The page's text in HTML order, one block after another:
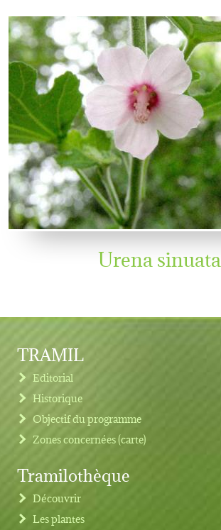
Urena sinuata
TRAMIL
Editorial
Historique
Objectif du programme
Zones concernées (carte)
Tramilothèque
Découvrir
Les plantes